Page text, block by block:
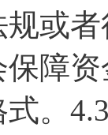
规或
保障
式。